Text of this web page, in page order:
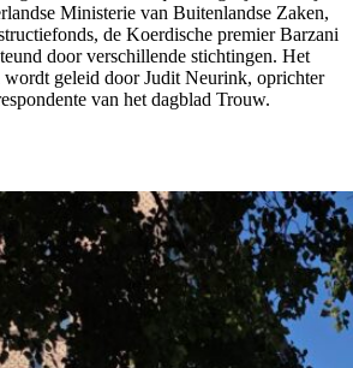
Ministerie van Buitenlandse Zaken,
de Koerdische premier Barzani
door verschillende stichtingen. Het
wordt geleid door Judit Neurink, oprichter
van het dagblad Trouw.